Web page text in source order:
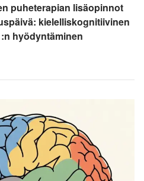
puheterapian lisäopinnot
kielelliskognitiivinen
hyödyntäminen